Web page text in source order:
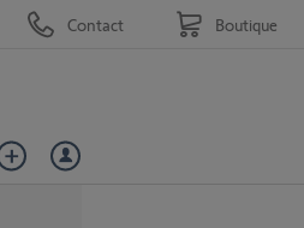
Contact Boutique